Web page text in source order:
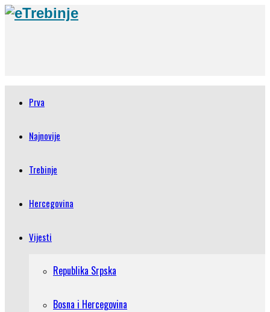
Prva
Najnovije
Trebinje
Hercegovina
Vijesti
Republika Srpska
Bosna i Hercegovina